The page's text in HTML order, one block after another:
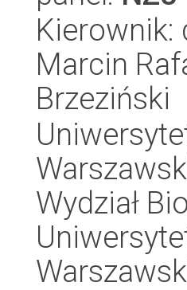
Kierownik:
Marcin
Brzeziński
Wydział